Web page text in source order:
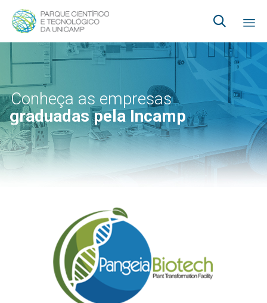

graduadas pela Incamp
Conheça as empresas